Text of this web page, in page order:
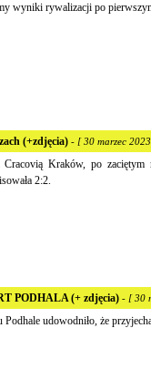
wyniki rywalizacji po
(+zdjęcia) - [ 30 marzec
Kraków, po zaciętym
2:2.
PODHALA (+ zdjęcia) - [ 30
Podhale udowodniło, że